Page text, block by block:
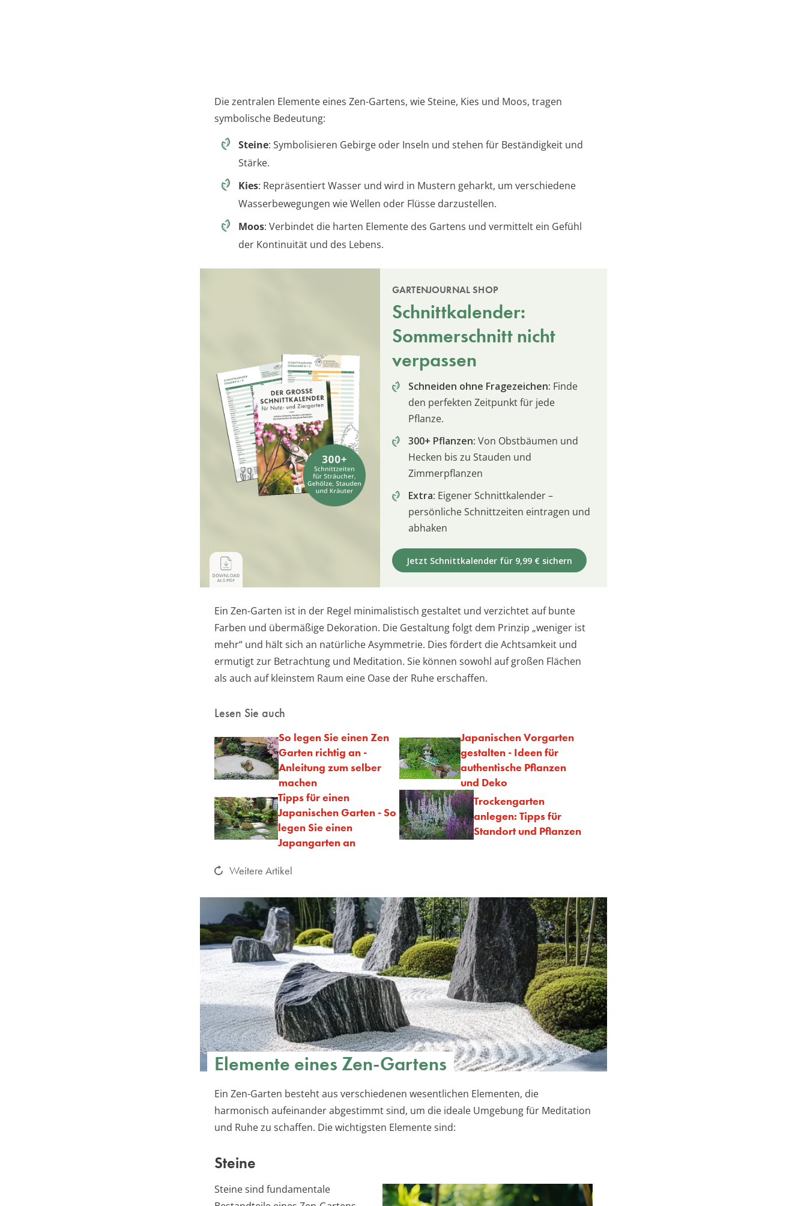
Die zentralen Elemente eines Zen-Gartens, wie Steine, Kies und Moos, tragen
symbolische Bedeutung:
Steine: Symbolisieren Gebirge oder Inseln und stehen für Beständigkeit und
Stärke.
Kies: Repräsentiert Wasser und wird in Mustern geharkt, um verschiedene
Wasserbewegungen wie Wellen oder Flüsse darzustellen.
Moos: Verbindet die harten Elemente des Gartens und vermittelt ein Gefühl
der Kontinuität und des Lebens.
GARTENJOURNAL SHOP
Schnittkalender:
Sommerschnitt nicht
verpassen
Schneiden ohne Fragezeichen: Finde
den perfekten Zeitpunkt für jede
Pflanze.
300+ Pflanzen: Von Obstbäumen und
Hecken bis zu Stauden und
Zimmerpflanzen
Extra: Eigener Schnittkalender –
persönliche Schnittzeiten eintragen und
abhaken
Jetzt Schnittkalender für 9,99 € sichern
Ein Zen-Garten ist in der Regel minimalistisch gestaltet und verzichtet auf bunte
Farben und übermäßige Dekoration. Die Gestaltung folgt dem Prinzip „weniger ist
mehr“ und hält sich an natürliche Asymmetrie. Dies fördert die Achtsamkeit und
ermutigt zur Betrachtung und Meditation. Sie können sowohl auf großen Flächen
als auch auf kleinstem Raum eine Oase der Ruhe erschaffen.
Lesen Sie auch
So legen Sie einen Zen
Garten richtig an -
Anleitung zum selber
machen
Japanischen Vorgarten
gestalten - Ideen für
authentische Pflanzen
und Deko
Tipps für einen
Japanischen Garten - So
legen Sie einen
Japangarten an
Trockengarten
anlegen: Tipps für
Standort und Pflanzen
Weitere Artikel
Elemente eines Zen-Gartens
Ein Zen-Garten besteht aus verschiedenen wesentlichen Elementen, die
harmonisch aufeinander abgestimmt sind, um die ideale Umgebung für Meditation
und Ruhe zu schaffen. Die wichtigsten Elemente sind:
Steine
Steine sind fundamentale